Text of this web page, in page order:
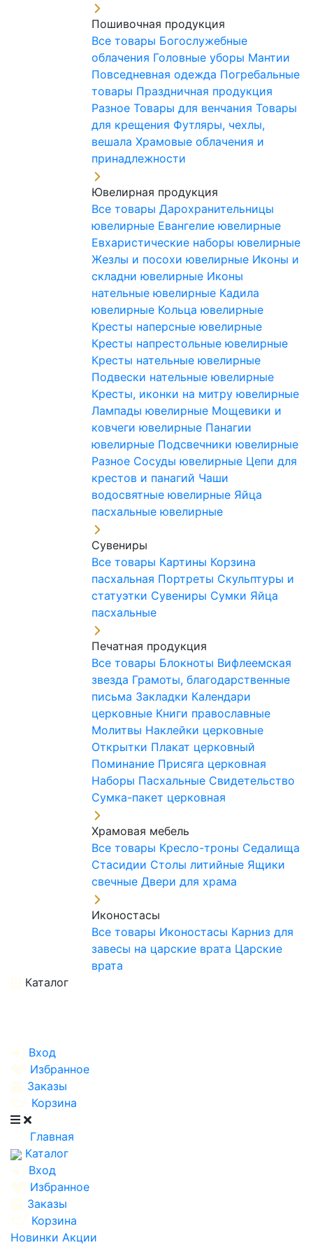
Пошивочная продукция
Все товары Богослужебные
облачения Головные уборы Мантии
Повседневная одежда Погребальные
товары Праздничная продукция
Разное Товары для венчания Товары
для крещения Футляры, чехлы,
вешала Храмовые облачения и
принадлежности
Ювелирная продукция
Все товары Дарохранительницы
ювелирные Евангелие ювелирные
Евхаристические наборы ювелирные
Жезлы и посохи ювелирные Иконы и
складни ювелирные Иконы
нательные ювелирные Кадила
ювелирные Кольца ювелирные
Кресты наперсные ювелирные
Кресты напрестольные ювелирные
Кресты нательные ювелирные
Подвески нательные ювелирные
Кресты, иконки на митру ювелирные
Лампады ювелирные Мощевики и
ковчеги ювелирные Панагии
ювелирные Подсвечники ювелирные
Разное Сосуды ювелирные Цепи для
крестов и панагий Чаши
водосвятные ювелирные Яйца
пасхальные ювелирные
Сувениры
Все товары Картины Корзина
пасхальная Портреты Скульптуры и
статуэтки Сувениры Сумки Яйца
пасхальные
Печатная продукция
Все товары Блокноты Вифлеемская
звезда Грамоты, благодарственные
письма Закладки Календари
церковные Книги православные
Молитвы Наклейки церковные
Открытки Плакат церковный
Поминание Присяга церковная
Наборы Пасхальные Свидетельство
Сумка-пакет церковная
Храмовая мебель
Все товары Кресло-троны Седалища
Стасидии Столы литийные Ящики
свечные Двери для храма
Иконостасы
Все товары Иконостасы Карниз для
завесы на царские врата Царские
врата
Каталог
Вход
Избранное
Заказы
Корзина
Главная
Каталог
Вход
Избранное
Заказы
Корзина
Новинки Акции